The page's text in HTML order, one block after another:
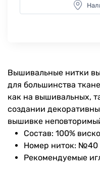
Вышивальные нитки
для большинства
как на вышивальных,
создании
вышивке
Состав: 100%
Номер ниток: №40
Рекомендуемые